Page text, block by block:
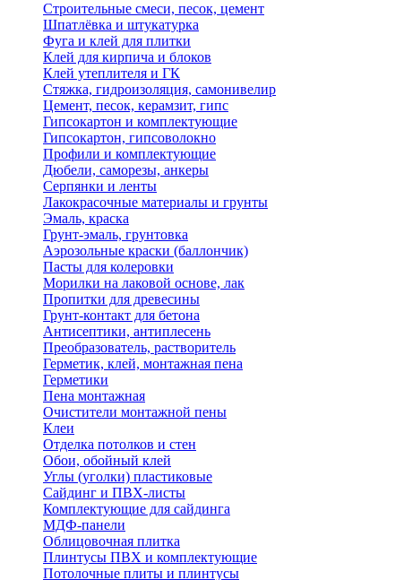
Строительные смеси, песок, цемент
Шпатлёвка и штукатурка
Фуга и клей для плитки
Клей для кирпича и блоков
Клей утеплителя и ГК
Стяжка, гидроизоляция, самонивелир
Цемент, песок, керамзит, гипс
Гипсокартон и комплектующие
Гипсокартон, гипсоволокно
Профили и комплектующие
Дюбели, саморезы, анкеры
Серпянки и ленты
Лакокрасочные материалы и грунты
Эмаль, краска
Грунт-эмаль, грунтовка
Аэрозольные краски (баллончик)
Пасты для колеровки
Морилки на лаковой основе, лак
Пропитки для древесины
Грунт-контакт для бетона
Антисептики, антиплесень
Преобразователь, растворитель
Герметик, клей, монтажная пена
Герметики
Пена монтажная
Очистители монтажной пены
Клеи
Отделка потолков и стен
Обои, обойный клей
Углы (уголки) пластиковые
Сайдинг и ПВХ-листы
Комплектующие для сайдинга
МДФ-панели
Облицовочная плитка
Плинтусы ПВХ и комплектующие
Потолочные плиты и плинтусы